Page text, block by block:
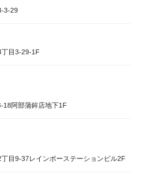
3-29
目3-29-1F
18阿部蒲鉾店地下1F
目9-37レインボーステーションビル2F